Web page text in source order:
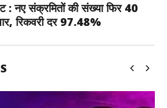
: नए संक्रमितों की संख्या फिर 40
रिकवरी दर 97.48%